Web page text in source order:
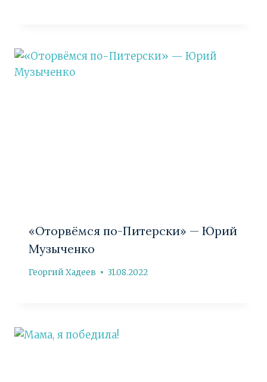
«Оторвёмся по-Питерски» — Юрий
Музыченко
Георгий Хадеев 31.08.2022